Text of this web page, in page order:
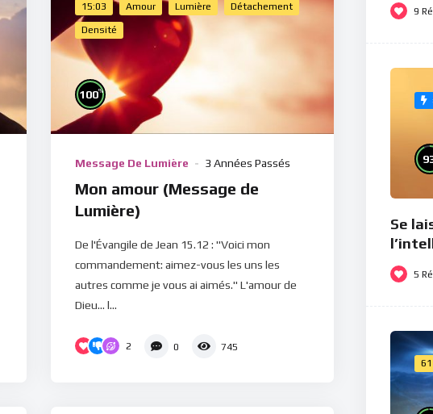
15:03 Amour Lumière Détachement
Densité
100%
Message De Lumière 3 Années Passés
Mon amour (Message de
Lumière)
De l'Évangile de Jean 15.12 : "Voici mon
commandement: aimez-vous les uns les
autres comme je vous ai aimés." L'amour de
Dieu... l...
2 0 745
9
Se
5
61